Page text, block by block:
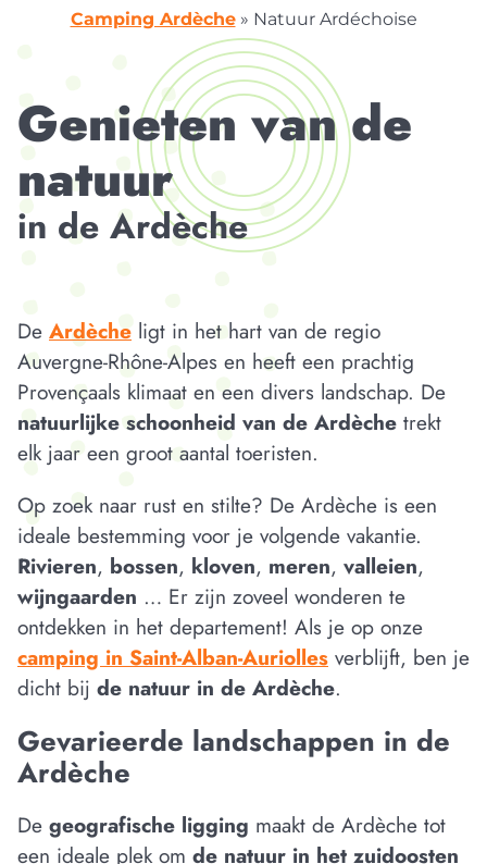
Camping Ardèche» Natuur Ardéchoise
Genieten van de
natuur
in de Ardèche
De Ardèche ligt in het hart van de regio
Auvergne-Rhône-Alpes en heeft een prachtig
Provençaals klimaat en een divers landschap. De
natuurlijke schoonheid van de Ardèche trekt
elk jaar een groot aantal toeristen.
Op zoek naar rust en stilte? De Ardèche is een
ideale bestemming voor je volgende vakantie.
Rivieren, bossen, kloven, meren, valleien,
wijngaarden … Er zijn zoveel wonderen te
ontdekken in het departement! Als je op onze
camping in Saint-Alban-Auriolles verblijft, ben je
dicht bij de natuur in de Ardèche.
Gevarieerde landschappen in de
Ardèche
De geografische ligging maakt de Ardèche tot
een ideale plek om de natuur in het zuidoosten